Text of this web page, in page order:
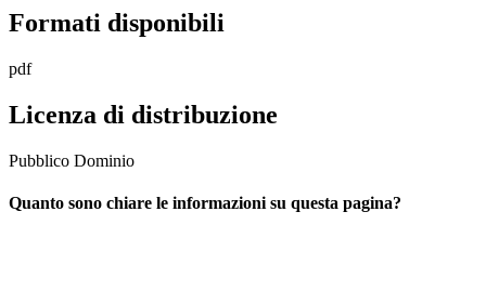
Formati disponibili
pdf
Licenza di distribuzione
Pubblico Dominio
Quanto sono chiare le informazioni su questa pagina?